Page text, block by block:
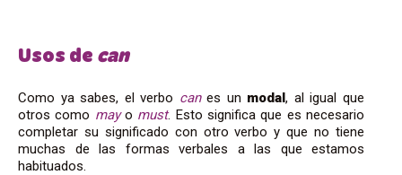
Usos de can
Como ya sabes, el verbo canes un modal, al igual que
otros como mayo must. Esto significa que es necesario
completar su significado con otro verbo y que no tiene
muchas de las formas verbales a las que estamos
habituados.